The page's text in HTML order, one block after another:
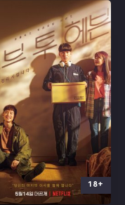
18+